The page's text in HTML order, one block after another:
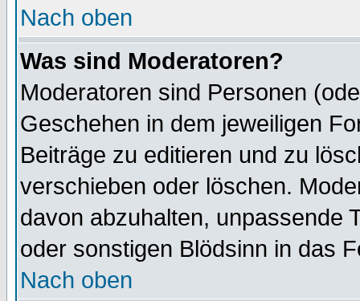
Nach oben
Was sind Moderatoren?
Moderatoren sind Personen
Geschehen in dem jeweiligen
Beiträge zu editieren und zu
verschieben oder löschen.
davon abzuhalten, unpassende
oder sonstigen Blödsinn in das
Nach oben